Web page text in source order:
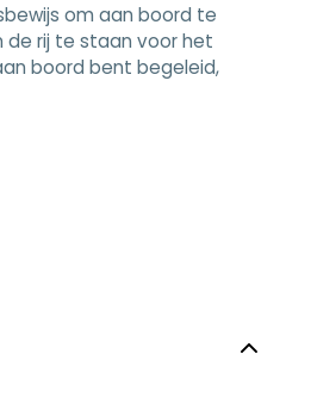
om aan boord te
de rij te staan voor het
boord bent begeleid,